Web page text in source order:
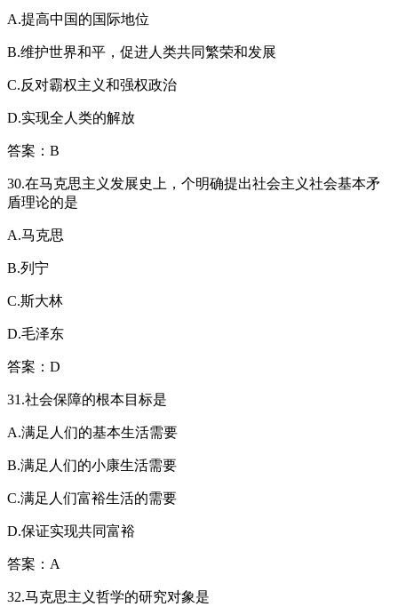
A.提高中国的国际地位
B.维护世界和平，促进人类共同繁荣和发展
C.反对霸权主义和强权政治
D.实现全人类的解放
答案：B
30.在马克思主义发展史上，个明确提出社会主义社会基本矛
盾理论的是
A.马克思
B.列宁
C.斯大林
D.毛泽东
答案：D
31.社会保障的根本目标是
A.满足人们的基本生活需要
B.满足人们的小康生活需要
C.满足人们富裕生活的需要
D.保证实现共同富裕
答案：A
32.马克思主义哲学的研究对象是